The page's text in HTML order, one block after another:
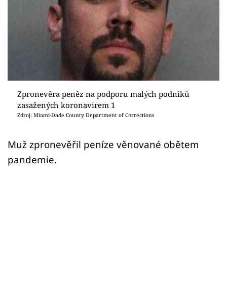
Sledujte prima+
Přihlášení
Sledujte nás
Zpronevěra peněz na podporu malých podniků
zasažených koronavirem 1
Zdroj: Miami-Dade County Department of Corrections
Muž zpronevěřil peníze věnované obětem
pandemie.